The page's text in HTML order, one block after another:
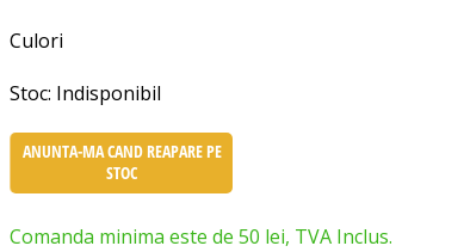
Culori
Stoc: Indisponibil
ANUNTA-MA CAND REAPARE PE
STOC
Comanda minima este de 50 lei, TVA Inclus.